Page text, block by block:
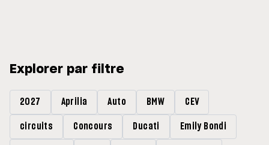
Explorer par filtre
2027 Aprilia Auto BMW CEV
circuits Concours Ducati Emily Bondi